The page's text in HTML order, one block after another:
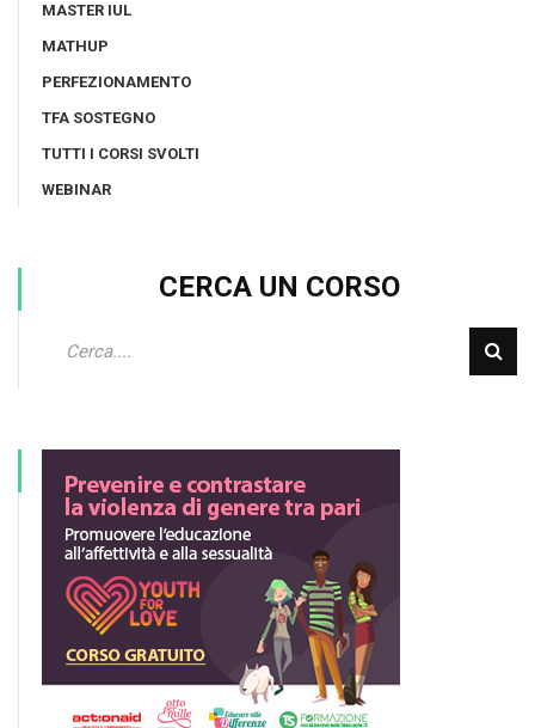
MASTER IUL
MATHUP
PERFEZIONAMENTO
TFA SOSTEGNO
TUTTI I CORSI SVOLTI
WEBINAR
CERCA UN CORSO